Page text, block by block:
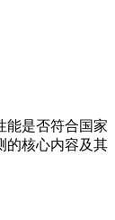
能是否符合国家
的核心内容及其